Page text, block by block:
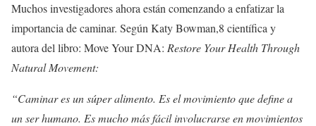
Muchos investigadores ahora están comenzando a enfatizar la
importancia de caminar. Según Katy Bowman,8 científica y
autora del libro: Move Your DNA: Restore Your Health Through
Natural Movement:
“Caminar es un súper alimento. Es el movimiento que define a
un ser humano. Es mucho más fácil involucrarse en movimientos